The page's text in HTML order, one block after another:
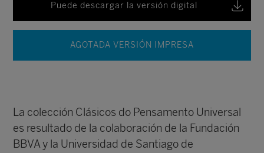
La colección Clásicos do Pensamento Universal
es resultado de la colaboración de la Fundación
BBVA y la Universidad de Santiago de
Puede descargar la versión digital
AGOTADA VERSIÓN IMPRESA